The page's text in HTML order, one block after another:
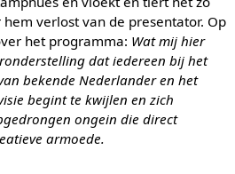
verlost van de presentator. Op
het programma: Wat mij hier
dat iedereen bij het
bekende Nederlander en het
begint te kwijlen en zich
ongein die direct
armoede.